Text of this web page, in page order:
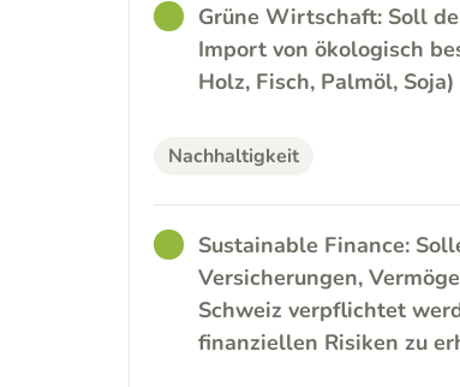
GOODGrüne Wirtschaft: Soll
Import von ökologisch
Holz, Fisch, Palmöl,
Nachhaltigkeit
GOODSustainable Finance:
Versicherungen,
Schweiz verpflichtet
finanziellen Risiken zu